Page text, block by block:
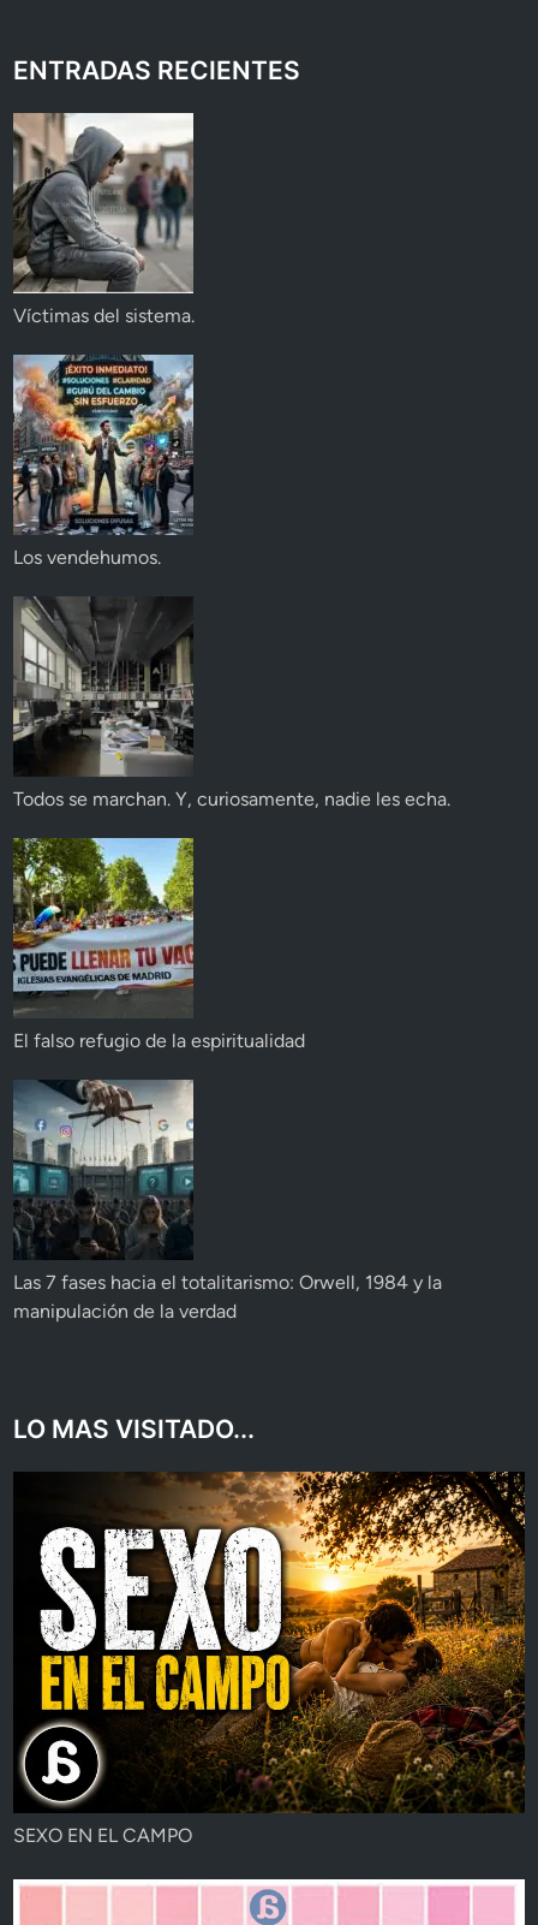
ENTRADAS RECIENTES
Víctimas del sistema.
Los vendehumos.
Todos se marchan. Y, curiosamente, nadie les echa.
El falso refugio de la espiritualidad
Las 7 fases hacia el totalitarismo: Orwell, 1984 y la
manipulación de la verdad
LO MAS VISITADO...
SEXO EN EL CAMPO